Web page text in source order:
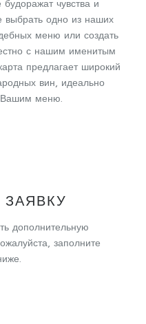
чувства и
одно из наших
меню или создать
с нашим именитым
предлагает широкий
вин, идеально
меню.
ЗАЯВКУ
дополнительную
заполните